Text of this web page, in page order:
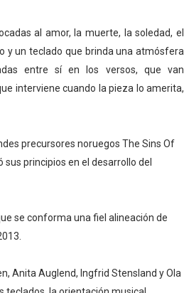
al amor, la muerte, la soledad, el
y un teclado que brinda una atmósfera
entre sí en los versos, que van
interviene cuando la pieza lo amerita,
precursores noruegos The Sins Of
principios en el desarrollo del
se conforma una fiel alineación de
Anita Auglend, Ingfrid Stensland y Ola